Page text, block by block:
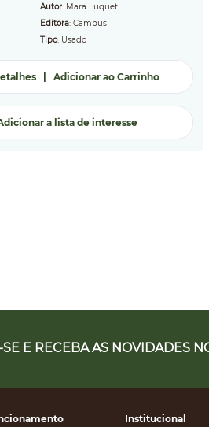
Autor: Mara Luquet
Editora: Campus
Tipo: Usado
| Adicionar ao Carrinho
a lista de interesse
E RECEBA AS NOVIDADES
Institucional